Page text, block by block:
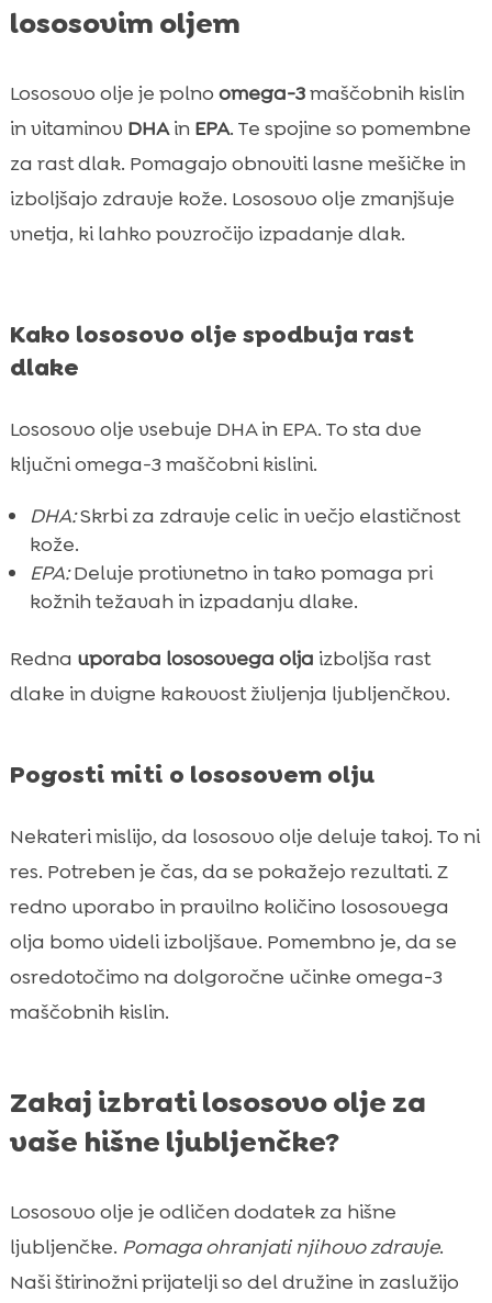
Lososovo olje in zdrava prehrana za pse
Kdaj bodo vidni prvi rezultati uporabe
lososovega olja?
 FAQ
lososovim oljem
Lososovo olje je polno omega-3maščobnih kislin
in vitaminov DHAin EPA. Te spojine so pomembne
za rast dlak. Pomagajo obnoviti lasne mešičke in
izboljšajo zdravje kože. Lososovo olje zmanjšuje
vnetja, ki lahko povzročijo izpadanje dlak.
Kako lososovo olje spodbuja rast
dlake
Lososovo olje vsebuje DHA in EPA. To sta dve
ključni omega-3 maščobni kislini.
DHA:Skrbi za zdravje celic in večjo elastičnost
kože.
EPA:Deluje protivnetno in tako pomaga pri
kožnih težavah in izpadanju dlake.
Redna uporaba lososovega olja izboljša rast
dlake in dvigne kakovost življenja ljubljenčkov.
Pogosti miti o lososovem olju
Nekateri mislijo, da lososovo olje deluje takoj. To ni
res. Potreben je čas, da se pokažejo rezultati. Z
redno uporabo in pravilno količino lososovega
olja bomo videli izboljšave. Pomembno je, da se
osredotočimo na dolgoročne učinke omega-3
maščobnih kislin.
Zakaj izbrati lososovo olje za
vaše hišne ljubljenčke?
Lososovo olje je odličen dodatek za hišne
ljubljenčke. Pomaga ohranjati njihovo zdravje.
Naši štirinožni prijatelji so del družine in zaslužijo